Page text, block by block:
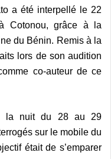
a été interpellé le 22
Cotonou, grâce à la
du Bénin. Remis à la
lors de son audition
co-auteur de ce
la nuit du 28 au 29
sur le mobile du
était de s’emparer